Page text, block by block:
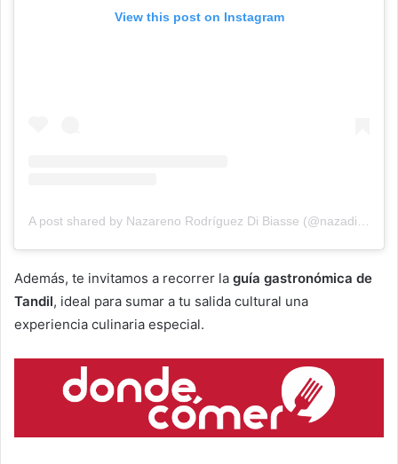
View this post on Instagram
A post shared by Nazareno Rodríguez Di Biasse (@nazadibiasse)
Además, te invitamos a recorrer la guía gastronómica de
Tandil, ideal para sumar a tu salida cultural una
experiencia culinaria especial.